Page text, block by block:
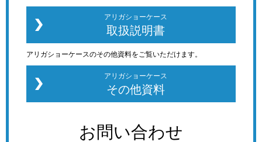
アリガショーケース
取扱説明書
アリガショーケースのその他資料をご覧いただけます。
アリガショーケース
その他資料
お問い合わせ